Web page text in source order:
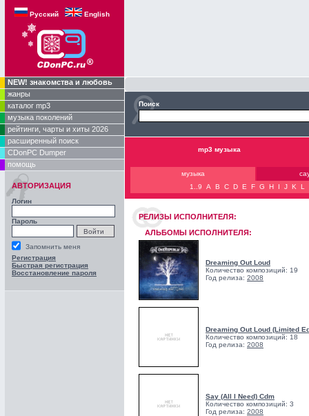
Русский English
NEW! знакомства и любовь
жанры
каталог mp3
музыка поколений
рейтинги, чарты и хиты 2026
расширенный поиск
CDonPC Dumper
помощь
АВТОРИЗАЦИЯ
Логин
Пароль
Запомнить меня
Регистрация
Быстрая регистрация
Восстановление пароля
Поиск
mp3 музыка
музыка
1..9
A B C D E F G H I J K L
РЕЛИЗЫ ИCПОЛНИТЕЛЯ:
АЛЬБОМЫ ИСПОЛНИТЕЛЯ:
Dreaming Out Loud
Количество композиций: 19
Год релиза: 2008
Dreaming Out Loud (Limited
Количество композиций: 18
Год релиза: 2008
Say (All I Need) Cdm
Количество композиций: 3
Год релиза: 2008